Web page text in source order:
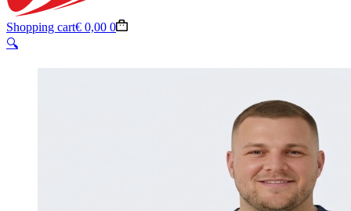
Shopping cart€ 0,00 0
🔍